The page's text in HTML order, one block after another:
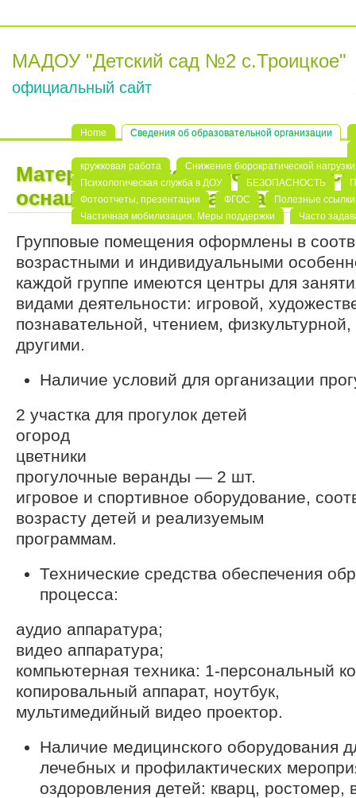
МАДОУ "Детский сад №2 с.Троицкое"
официальный сайт
Home Сведения об образовательной организации
кружковая работа
Снижение бюрократической
Психологическая служба в ДОУ
БЕЗОПАСНОСТЬ
Фотоотчеты, презентации
ФГОС
Полезные ссылки
Частичная мобилизация. Меры поддержки
Часто
Материально-техническое
оснащенность
Групповые помещения оформлены в
возрастными и индивидуальными
каждой группе имеются центры для
видами деятельности: игровой,
познавательной, чтением,
другими.
Наличие условий для организации
2 участка для прогулок детей
огород
цветники
прогулочные веранды — 2 шт.
игровое и спортивное оборудование,
возрасту детей и реализуемым
программам.
Технические средства обеспечения
процесса:
аудио аппаратура;
видео аппаратура;
компьютерная техника: 1-персональный
копировальный аппарат, ноутбук,
мультимедийный видео проектор.
Наличие медицинского оборудования
лечебных и профилактических
оздоровления детей: кварц, ростомер,